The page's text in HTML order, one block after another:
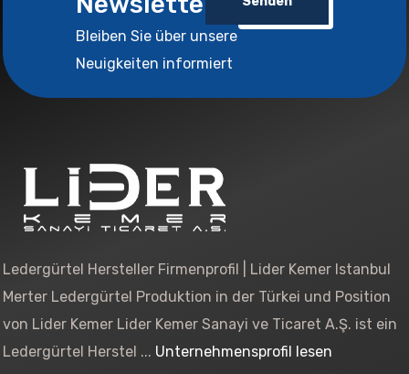
Bleiben Sie über unsere
Neuigkeiten informiert
Ledergürtel Hersteller Firmenprofil | Lider Kemer Istanbul
Merter Ledergürtel Produktion in der Türkei und Position
von Lider Kemer Lider Kemer Sanayi ve Ticaret A.Ş. ist ein
Ledergürtel Herstel ... Unternehmensprofil lesen